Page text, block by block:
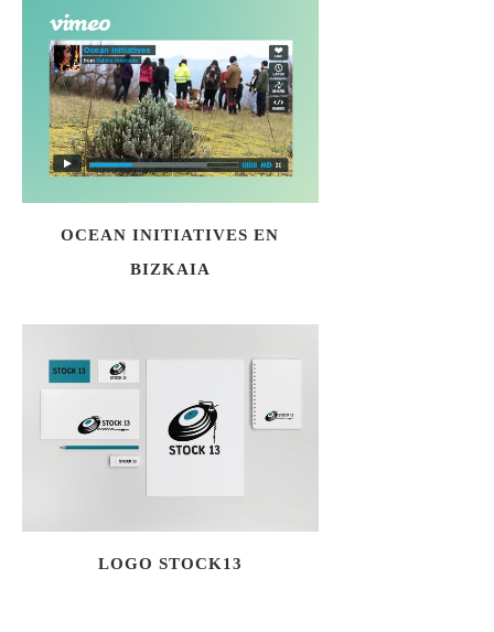
OCEAN INITIATIVES EN
BIZKAIA
LOGO STOCK13